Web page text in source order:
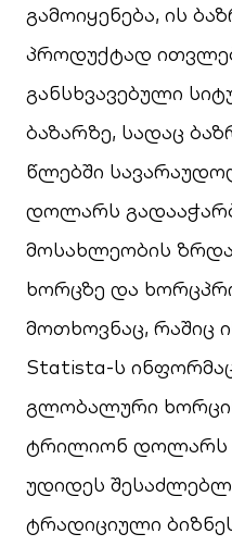
გამოიყენება, ის
პროდუქტად
განსხვავებული
ბაზარზე, სადაც
წლებში
დოლარს
მოსახლეობის
ხორცზე და
მოთხოვნაც, რაშიც
Statista-ს
გლობალური
ტრილიონ დოლარს
უდიდეს
ტრადიციული